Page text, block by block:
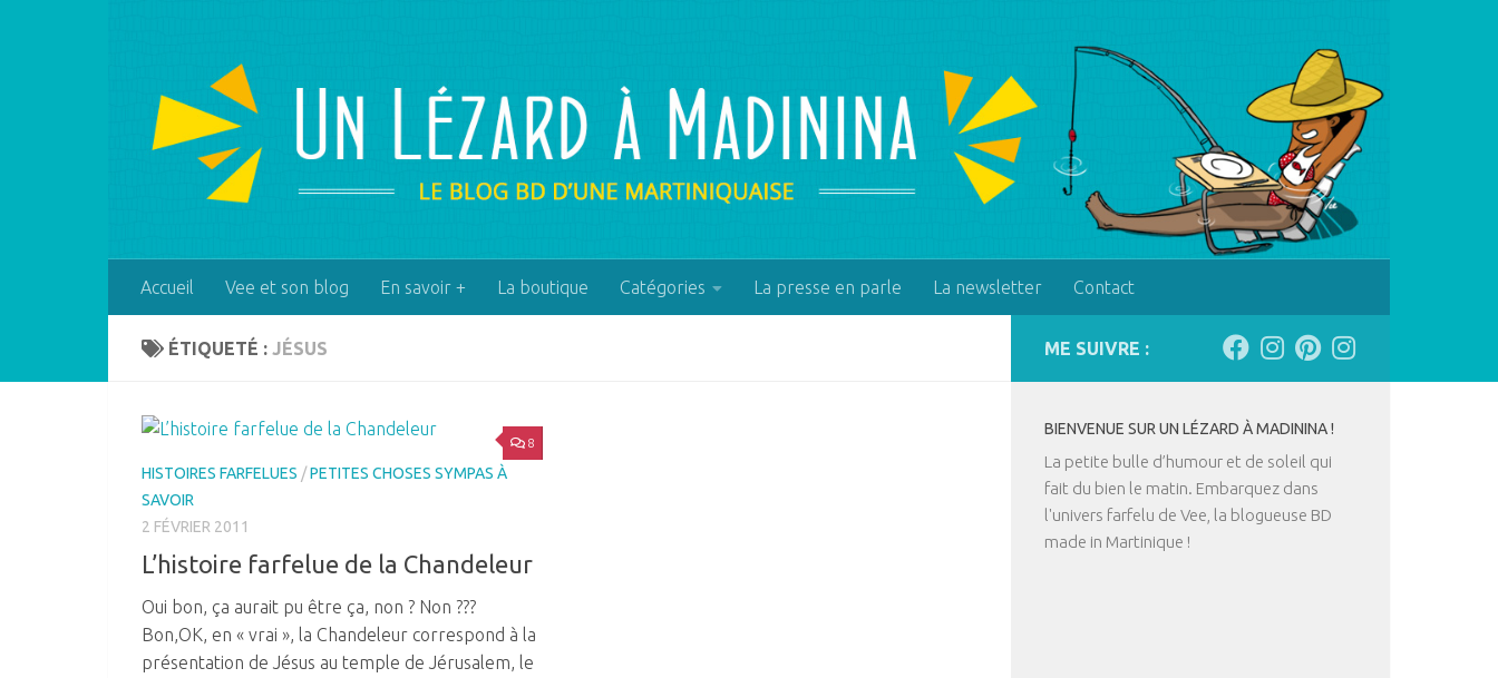
Accueil Vee et son blog En savoir + La boutique Catégories La presse en parle La newsletter Contact
ÉTIQUETÉ : JÉSUS
8
HISTOIRES FARFELUES /PETITES CHOSES SYMPAS À
SAVOIR
2 FÉVRIER 2011
L’histoire farfelue de la Chandeleur
Oui bon, ça aurait pu être ça, non ? Non ???
Bon,OK, en « vrai », la Chandeleur correspond à la
présentation de Jésus au temple de Jérusalem, le
ME SUIVRE :
BIENVENUE SUR UN LÉZARD À MADININA !
La petite bulle d’humour et de soleil qui
fait du bien le matin. Embarquez dans
l'univers farfelu de Vee, la blogueuse BD
made in Martinique !